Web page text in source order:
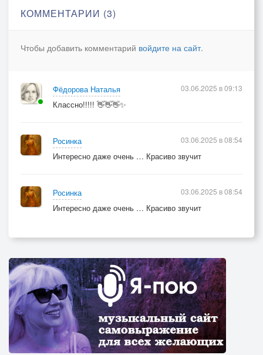
Летом, взрослея, становится плакса – Весна.
Словно второе рождение… новая жизнь…
Но в каждом мгновении ноты Вивальди…
«Мы тебя дождались...»
КОММЕНТАРИИ (3)
Чтобы добавить комментарий войдите на сайт.
Фёдорова Наталья
Классно!!!!! 👋👋👋✨
03.06.2025 в 09:13
Росинка
Интересно даже очень … Красиво звучит
03.06.2025 в 08:54
Росинка
Интересно даже очень … Красиво звучит
03.06.2025 в 08:54